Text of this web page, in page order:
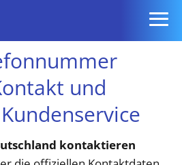
und
kontaktieren